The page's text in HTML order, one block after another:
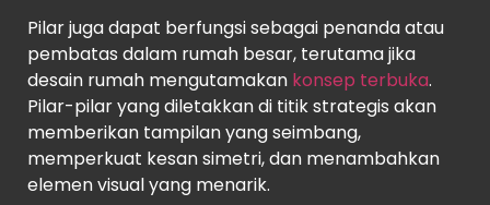
Pilar juga dapat berfungsi sebagai penanda atau
pembatas dalam rumah besar, terutama jika
desain rumah mengutamakan konsep terbuka.
Pilar-pilar yang diletakkan di titik strategis akan
memberikan tampilan yang seimbang,
memperkuat kesan simetri, dan menambahkan
elemen visual yang menarik.